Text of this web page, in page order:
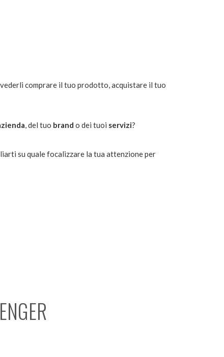
comprare il tuo prodotto, acquistare il tuo
, del tuo brand o dei tuoi servizi?
su quale focalizzare la tua attenzione per